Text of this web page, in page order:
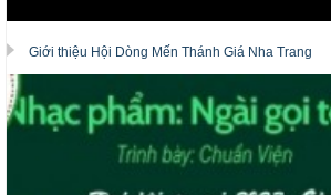
Giới thiệu Hội Dòng Mến Thánh Giá Nha Trang